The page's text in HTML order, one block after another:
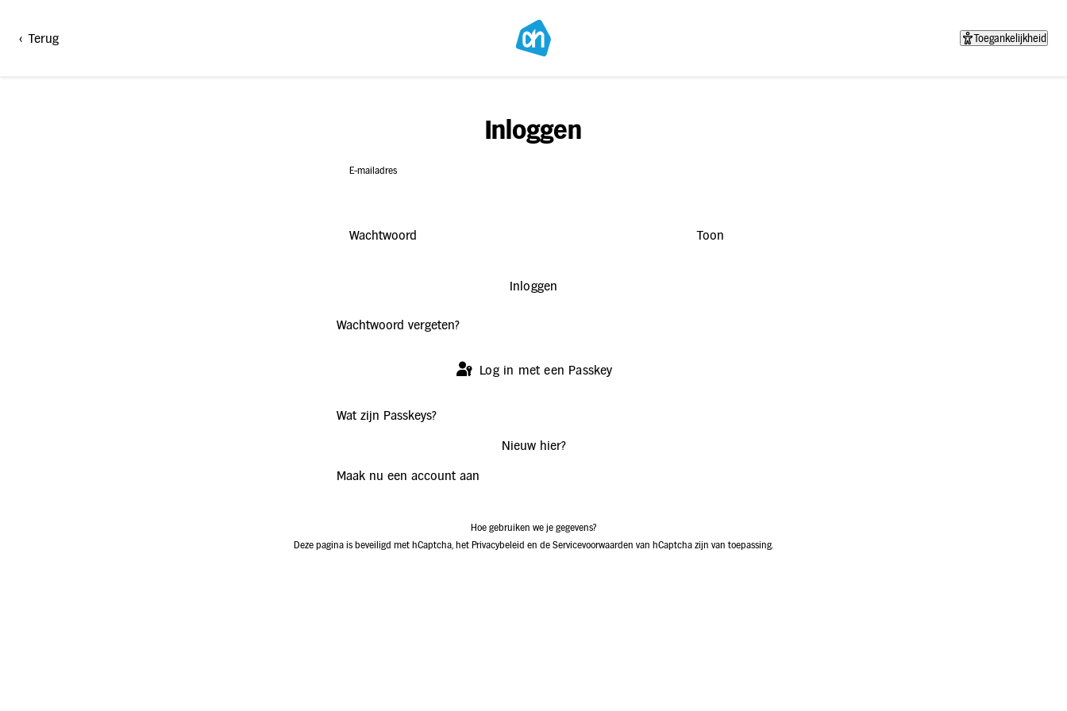
< Terug Toegankelijkheid
Inloggen
E-mailadres
Wachtwoord Toon
Inloggen
Wachtwoord vergeten?
Log in met een Passkey
Wat zijn Passkeys?
Nieuw hier?
Maak nu een account aan
Hoe gebruiken we je gegevens?
Deze pagina is beveiligd met hCaptcha, het Privacybeleid en de Servicevoorwaarden van hCaptcha zijn van toepassing.